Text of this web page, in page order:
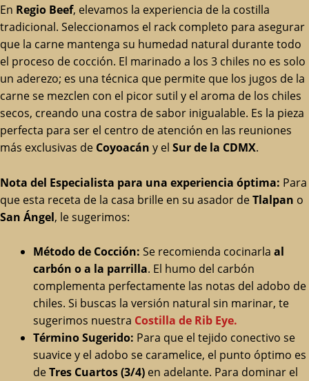
En Regio Beef, elevamos la experiencia de la costilla
tradicional. Seleccionamos el rack completo para asegurar
que la carne mantenga su humedad natural durante todo
el proceso de cocción. El marinado a los 3 chiles no es solo
un aderezo; es una técnica que permite que los jugos de la
carne se mezclen con el picor sutil y el aroma de los chiles
secos, creando una costra de sabor inigualable. Es la pieza
perfecta para ser el centro de atención en las reuniones
más exclusivas de Coyoacán y el Sur de la CDMX.
Nota del Especialista para una experiencia óptima: Para
que esta receta de la casa brille en su asador deTlalpan o
San Ángel, le sugerimos:
Método de Cocción: Se recomienda cocinarla al
carbón o a la parrilla. El humo del carbón
complementa perfectamente las notas del adobo de
chiles. Si buscas la versión natural sin marinar, te
sugerimos nuestra Costilla de Rib Eye.
Término Sugerido: Para que el tejido conectivo se
suavice y el adobo se caramelice, el punto óptimo es
deTres Cuartos (3/4) en adelante. Para dominar el